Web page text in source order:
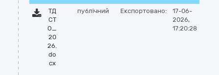
ТД
СТ
О_
20
26.
do
cx
публічний Експортовано:
17-06-
2026,
17:20:28